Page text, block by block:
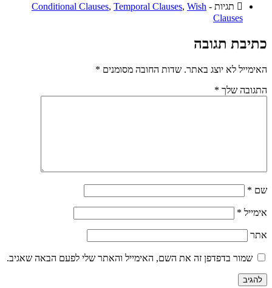
תגיות - Conditional Clauses, Temporal Clauses, Wish
Clauses
כתיבת תגובה
האימייל לא יוצג באתר. שדות החובה מסומנים *
התגובה שלך *
שם *
אימייל *
אתר
שמור בדפדפן זה את השם, האימייל והאתר שלי לפעם הבאה שאגיב.